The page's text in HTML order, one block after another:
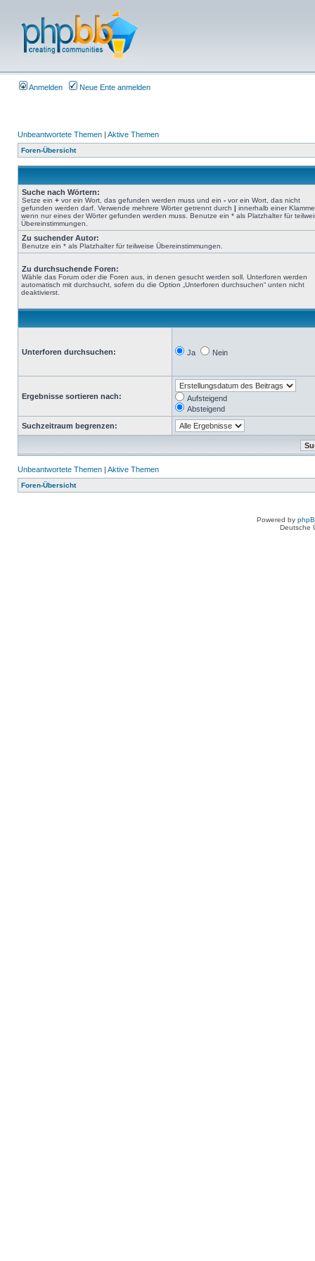
Anmelden Neue Ente anmelden
Unbeantwortete Themen | Aktive Themen
Foren-Übersicht
Suche nach Wörtern:
Setze ein + vor ein Wort, das gefunden werden muss und ein - vor ein Wort, das nicht
gefunden werden darf. Verwende mehrere Wörter getrennt durch | innerhalb einer
wenn nur eines der Wörter gefunden werden muss. Benutze ein * als Platzhalter für
Übereinstimmungen.
Zu suchender Autor:
Benutze ein * als Platzhalter für teilweise Übereinstimmungen.
Zu durchsuchende Foren:
Wähle das Forum oder die Foren aus, in denen gesucht werden soll. Unterforen werden
automatisch mit durchsucht, sofern du die Option „Unterforen durchsuchen“ unten nicht
deaktivierst.
Unterforen durchsuchen: Ja Nein
Ergebnisse sortieren nach:
Aufsteigend
Absteigend
Suchzeitraum begrenzen:
Unbeantwortete Themen | Aktive Themen
Foren-Übersicht
Powered by
Deutsche